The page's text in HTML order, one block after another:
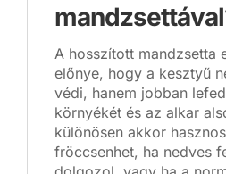
A hosszított mandzsetta
előnye, hogy a kesztyű
védi, hanem jobban
környékét és az alkar
különösen akkor
fröccsenhet, ha nedves